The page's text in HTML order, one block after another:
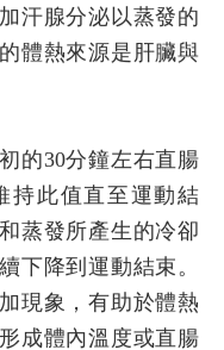
汗腺分泌以蒸發的
體熱來源是肝臟與
的30分鐘左右直腸
持此值直至運動結
蒸發所產生的冷卻
下降到運動結束。
現象，有助於體熱
成體內溫度或直腸